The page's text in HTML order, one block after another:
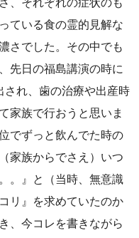
、それぞれの症状のも
ている食の霊的見解な
さでした。その中でも
先日の福島講演の時に
され、歯の治療や出産時
家族で行おうと思いま
でずっと飲んでた時の
家族からでさえ）いつ
。』と（当時、無意識
リ』を求めていたのか
、今コレを書きながら